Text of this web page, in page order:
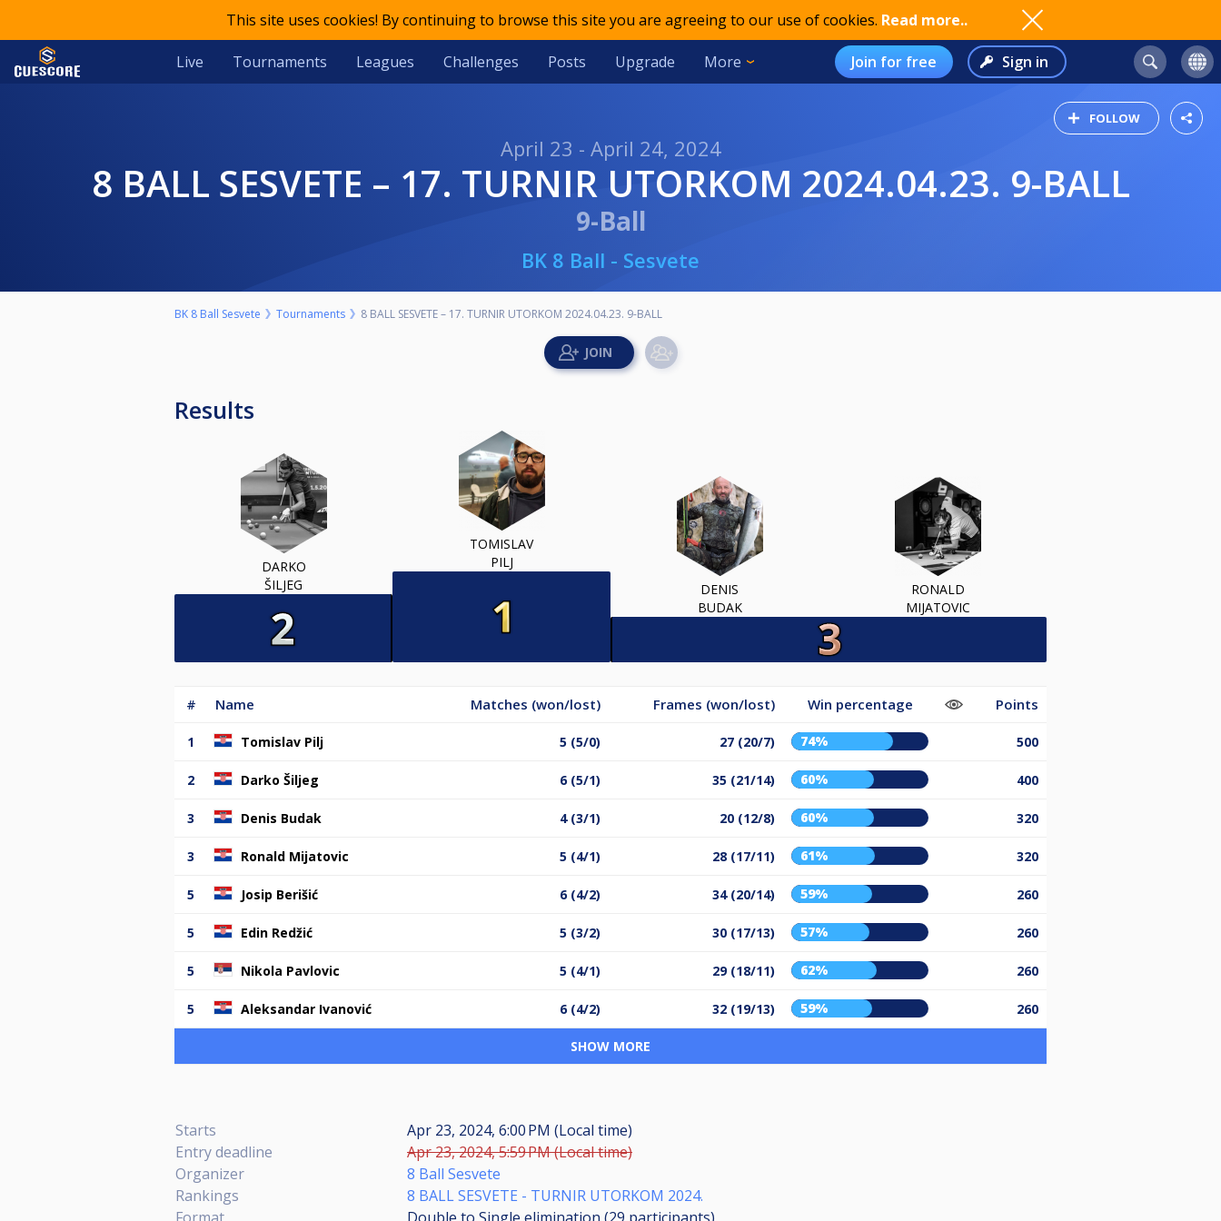
This site uses cookies! By continuing to browse this site you are agreeing to our use of cookies. Read more..
Live Tournaments Leagues Challenges Posts Upgrade More Join for free Sign in
FOLLOW
April 23 - April 24, 2024
8 BALL SESVETE – 17. TURNIR UTORKOM 2024.04.23. 9-BALL
9-Ball
BK 8 Ball - Sesvete
BK 8 Ball Sesvete Tournaments 8 BALL SESVETE – 17. TURNIR UTORKOM 2024.04.23. 9-BALL
Results
DARKO
ŠILJEG
TOMISLAV
PILJ
DENIS
BUDAK
RONALD
MIJATOVIC
# Name Matches (won/lost) Frames (won/lost) Win percentage Points
1 Tomislav Pilj 5 (5/0) 27 (20/7) 74% 500
2 Darko Šiljeg 6 (5/1) 35 (21/14) 60% 400
3 Denis Budak 4 (3/1) 20 (12/8) 60% 320
3 Ronald Mijatovic 5 (4/1) 28 (17/11) 61% 320
5 Josip Berišić 6 (4/2) 34 (20/14) 59% 260
5 Edin Redžić 5 (3/2) 30 (17/13) 57% 260
5 Nikola Pavlovic 5 (4/1) 29 (18/11) 62% 260
5 Aleksandar Ivanović 6 (4/2) 32 (19/13) 59% 260
SHOW MORE
Starts
Apr 23, 2024, 6:00 PM (Local time)
Entry deadline
Apr 23, 2024, 5:59 PM (Local time)
Organizer
8 Ball Sesvete
Rankings
8 BALL SESVETE - TURNIR UTORKOM 2024.
Format
Double to Single elimination (29 participants)